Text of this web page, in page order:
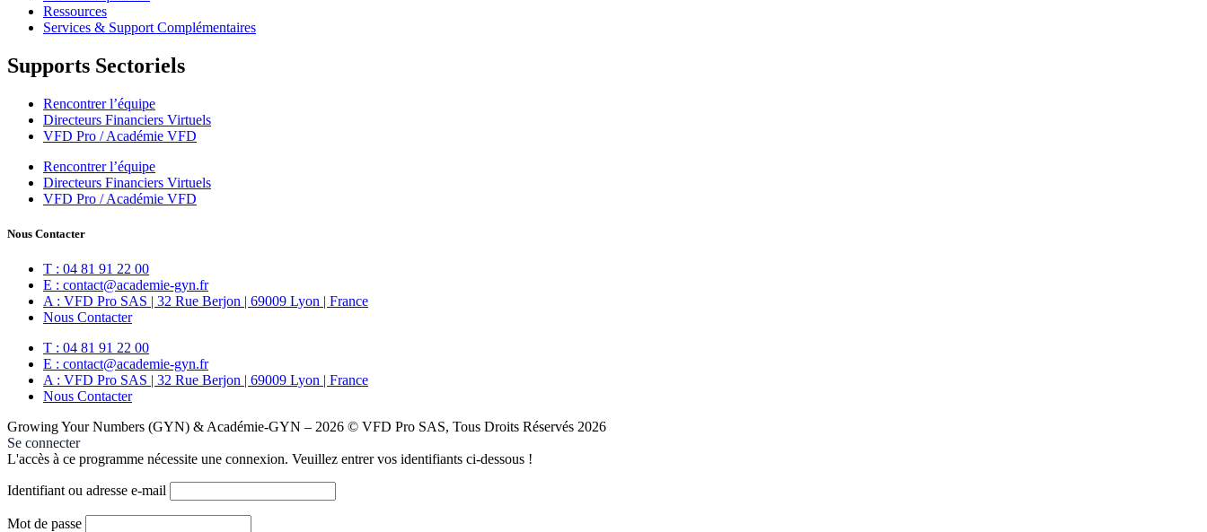
Ressources
Services & Support Complémentaires
Supports Sectoriels
Rencontrer l’équipe
Directeurs Financiers Virtuels
VFD Pro / Académie VFD
Rencontrer l’équipe
Directeurs Financiers Virtuels
VFD Pro / Académie VFD
Nous Contacter
T : 04 81 91 22 00
E : contact@academie-gyn.fr
A : VFD Pro SAS | 32 Rue Berjon | 69009 Lyon | France
Nous Contacter
T : 04 81 91 22 00
E : contact@academie-gyn.fr
A : VFD Pro SAS | 32 Rue Berjon | 69009 Lyon | France
Nous Contacter
Growing Your Numbers (GYN) & Académie-GYN – 2026 © VFD Pro SAS, Tous Droits Réservés 2026
Se connecter
L'accès à ce programme nécessite une connexion. Veuillez entrer vos identifiants ci-dessous !
Identifiant ou adresse e-mail
Mot de passe